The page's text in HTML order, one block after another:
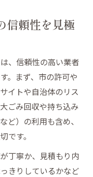
信頼性を見極
、信頼性の高い業者
。まず、市の許可や
イトや自治体のリス
ごみ回収や持ち込み
ど）の利用も含め、
です。
丁寧か、見積もり内
きりしているかなど